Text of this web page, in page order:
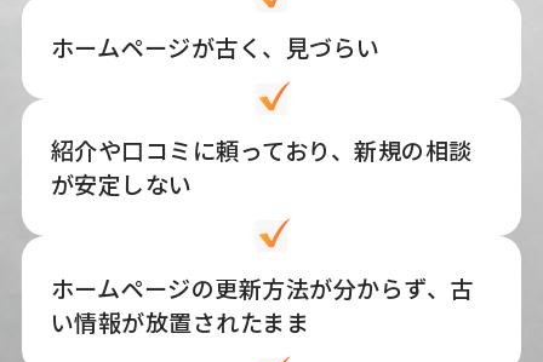
ホームページが古く、見づらい
紹介や口コミに頼っており、新規の相談
が安定しない
ホームページの更新方法が分からず、古
い情報が放置されたまま